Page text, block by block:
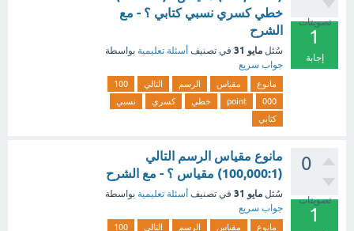
تصويتات
1
إجابة
خطي كسري نسبي كتابي ؟ - مع
الشرح
سُئل مايو 31 في تصنيف أسئلة تعليمية بواسطة
جواب سريع
مانوع مقياس الرسم التالي
100
000
point خطي كسري
نسبي
كتابي
0
تصويتات
1
مانوع مقياس الرسم التالي
(100,000:1) مقياس ؟ - مع الشرح
سُئل مايو 31 في تصنيف أسئلة تعليمية بواسطة
جواب سريع
مانوع مقياس الرسم التالي
100